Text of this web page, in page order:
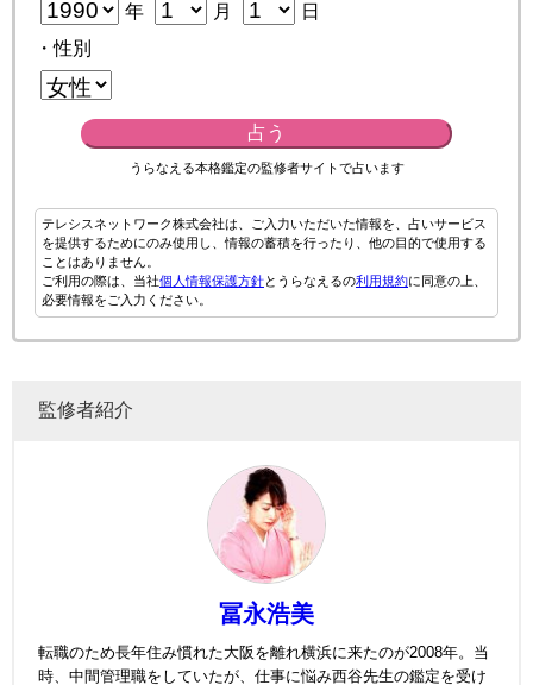
年 月
日
・性別
占う
うらなえる本格鑑定の監修者サイトで占います
テレシスネットワーク株式会社は、ご入力いただいた情報を、占いサービス
を提供するためにのみ使用し、情報の蓄積を行ったり、他の目的で使用する
ことはありません。
ご利用の際は、当社個人情報保護方針とうらなえるの利用規約に同意の上、
必要情報をご入力ください。
監修者紹介
冨永浩美
転職のため長年住み慣れた大阪を離れ横浜に来たのが2008年。当
時、中間管理職をしていたが、仕事に悩み西谷先生の鑑定を受け